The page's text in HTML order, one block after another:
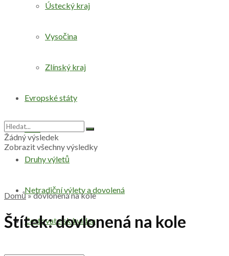
Ústecký kraj
Vysočina
Zlínský kraj
Evropské státy
Svět
Druhy výletů
Netradiční výlety a dovolená
Cestovatelská videa
Žádný výsledek
Zobrazit všechny výsledky
Domů»dovlonená na kole
Štítek:dovlonená na kole